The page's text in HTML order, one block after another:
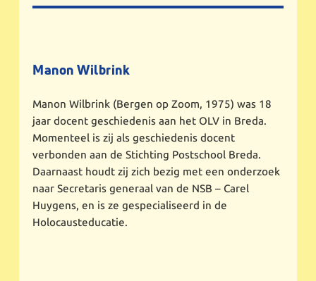
Manon Wilbrink
Manon Wilbrink (Bergen op Zoom, 1975) was 18
jaar docent geschiedenis aan het OLV in Breda.
Momenteel is zij als geschiedenis docent
verbonden aan de Stichting Postschool Breda.
Daarnaast houdt zij zich bezig met een onderzoek
naar Secretaris generaal van de NSB – Carel
Huygens, en is ze gespecialiseerd in de
Holocausteducatie.